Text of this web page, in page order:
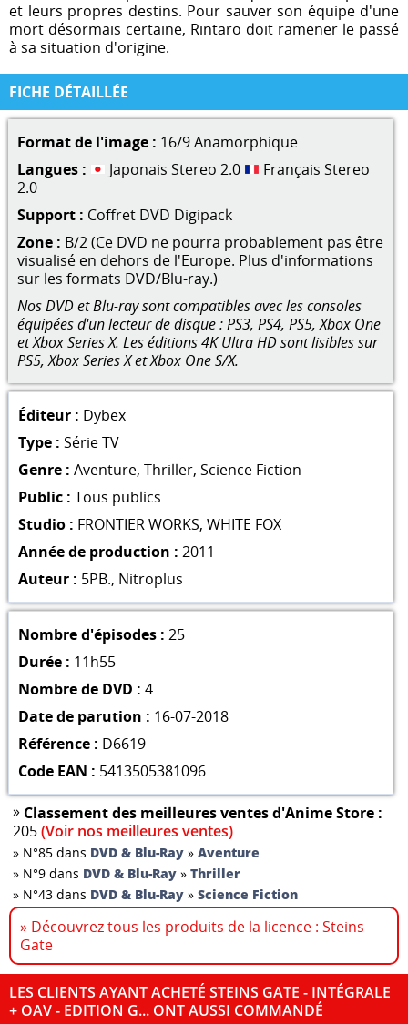
et leurs propres destins. Pour sauver son équipe d'une
mort désormais certaine, Rintaro doit ramener le passé
à sa situation d'origine.
FICHE DÉTAILLÉE
Format de l'image : 16/9 Anamorphique
Langues :
Japonais Stereo 2.0
Français Stereo
2.0
Support : Coffret DVD Digipack
Zone : B/2 (Ce DVD ne pourra probablement pas être
visualisé en dehors de l'Europe. Plus d'informations
sur les formats DVD/Blu-ray.)
Nos DVD et Blu-ray sont compatibles avec les consoles
équipées d'un lecteur de disque : PS3, PS4, PS5, Xbox One
et Xbox Series X. Les éditions 4K Ultra HD sont lisibles sur
PS5, Xbox Series X et Xbox One S/X.
Éditeur : Dybex
Type : Série TV
Genre : Aventure, Thriller, Science Fiction
Public : Tous publics
Studio : FRONTIER WORKS, WHITE FOX
Année de production : 2011
Auteur : 5PB., Nitroplus
Nombre d'épisodes : 25
Durée : 11h55
Nombre de DVD : 4
Date de parution : 16-07-2018
Référence : D6619
Code EAN : 5413505381096
» Classement des meilleures ventes d'Anime Store :
205(Voir nos meilleures ventes)
» N°85 dans DVD & Blu-Ray »Aventure
» N°9 dans DVD & Blu-Ray »Thriller
» N°43 dans DVD & Blu-Ray »Science Fiction
» Découvrez tous les produits de la licence : Steins
Gate
LES CLIENTS AYANT ACHETÉ STEINS GATE - INTÉGRALE
+ OAV - EDITION G... ONT AUSSI COMMANDÉ